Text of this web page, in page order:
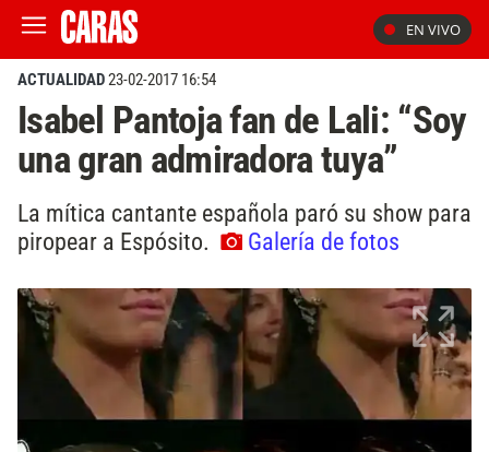
EN VIVO
ACTUALIDAD23-02-2017 16:54
Isabel Pantoja fan de Lali: “Soy
una gran admiradora tuya”
La mítica cantante española paró su show para
piropear a Espósito.
Galería de fotos